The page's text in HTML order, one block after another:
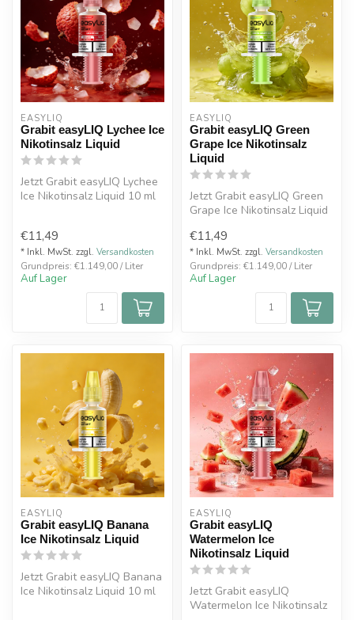
EASYLIQ
Grabit easyLIQ Lychee Ice
Nikotinsalz Liquid
Jetzt Grabit easyLIQ Lychee
Ice Nikotinsalz Liquid 10 ml
€11,49
* Inkl. MwSt. zzgl. Versandkosten
Grundpreis: €1.149,00 / Liter
Auf Lager
EASYLIQ
Grabit easyLIQ Green
Grape Ice Nikotinsalz
Liquid
Jetzt Grabit easyLIQ Green
Grape Ice Nikotinsalz Liquid
€11,49
* Inkl. MwSt. zzgl. Versandkosten
Grundpreis: €1.149,00 / Liter
Auf Lager
EASYLIQ
Grabit easyLIQ Banana
Ice Nikotinsalz Liquid
Jetzt Grabit easyLIQ Banana
Ice Nikotinsalz Liquid 10 ml
EASYLIQ
Grabit easyLIQ
Watermelon Ice
Nikotinsalz Liquid
Jetzt Grabit easyLIQ
Watermelon Ice Nikotinsalz